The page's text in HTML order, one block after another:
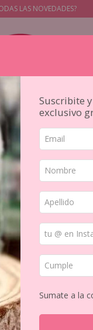
LAS NOVEDADES?
SELLOS PAPELERIA
/ Cinta Pet
Suscribite
exclusivo
Sumate a la